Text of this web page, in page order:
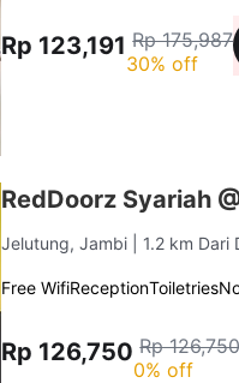
Rp 123,191 Rp 175,987
30% off
RedDoorz Syariah
Jelutung, Jambi | 1.2 km
Free WifiReceptionToiletries
Rp 126,750 Rp
0% off